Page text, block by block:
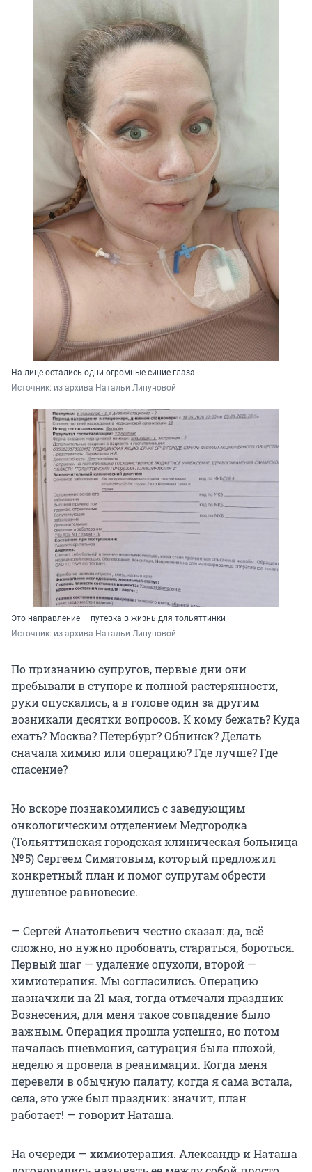
На лице остались одни огромные синие глаза
Источник: из архива Натальи Липуновой
Это направление — путевка в жизнь для тольяттинки
Источник: из архива Натальи Липуновой
По признанию супругов, первые дни они
пребывали в ступоре и полной растерянности,
руки опускались, а в голове один за другим
возникали десятки вопросов. К кому бежать? Куда
ехать? Москва? Петербург? Обнинск? Делать
сначала химию или операцию? Где лучше? Где
спасение?
Но вскоре познакомились с заведующим
онкологическим отделением Медгородка
(Тольяттинская городская клиническая больница
№ 5) Сергеем Симатовым, который предложил
конкретный план и помог супругам обрести
душевное равновесие.
— Сергей Анатольевич честно сказал: да, всё
сложно, но нужно пробовать, стараться, бороться.
Первый шаг — удаление опухоли, второй —
химиотерапия. Мы согласились. Операцию
назначили на 21 мая, тогда отмечали праздник
Вознесения, для меня такое совпадение было
важным. Операция прошла успешно, но потом
началась пневмония, сатурация была плохой,
неделю я провела в реанимации. Когда меня
перевели в обычную палату, когда я сама встала,
села, это уже был праздник: значит, план
работает! — говорит Наташа.
На очереди — химиотерапия. Александр и Наташа